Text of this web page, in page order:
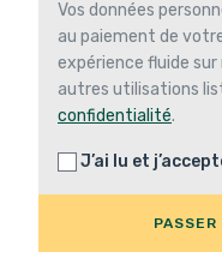
Vos données
au paiement de
expérience fluide
autres utilisations
confidentialité.
J’ai lu et